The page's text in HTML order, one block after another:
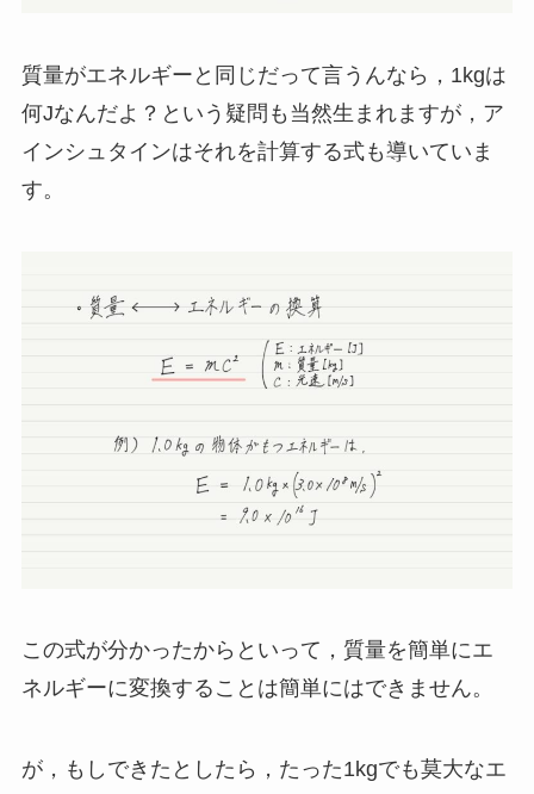
質量がエネルギーと同じだって言うんなら，1kgは
何Jなんだよ？という疑問も当然生まれますが，ア
インシュタインはそれを計算する式も導いていま
す。
この式が分かったからといって，質量を簡単にエ
ネルギーに変換することは簡単にはできません。
が，もしできたとしたら，たった1kgでも莫大なエ